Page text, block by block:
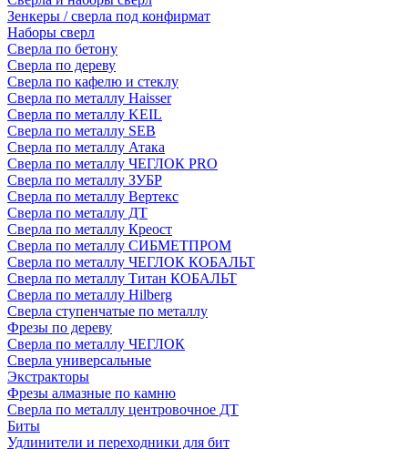
Зенкеры / сверла под конфирмат
Наборы сверл
Сверла по бетону
Сверла по дереву
Сверла по кафелю и стеклу
Сверла по металлу Haisser
Сверла по металлу KEIL
Сверла по металлу SEB
Сверла по металлу Атака
Сверла по металлу ЧЕГЛОК PRO
Сверла по металлу ЗУБР
Сверла по металлу Вертекс
Сверла по металлу ДТ
Сверла по металлу Креост
Сверла по металлу СИБМЕТПРОМ
Сверла по металлу ЧЕГЛОК КОБАЛЬТ
Сверла по металлу Титан КОБАЛЬТ
Сверла по металлу Hilberg
Сверла ступенчатые по металлу
Фрезы по дереву
Сверла по металлу ЧЕГЛОК
Сверла универсальные
Экстракторы
Фрезы алмазные по камню
Сверла по металлу центровочное ДТ
Биты
Удлинители и переходники для бит